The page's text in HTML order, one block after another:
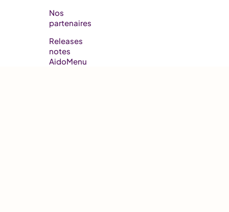
Nos
partenaires
Releases
notes
AidoMenu